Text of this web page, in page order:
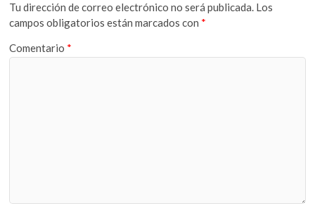
Tu dirección de correo electrónico no será publicada. Los
campos obligatorios están marcados con *
Comentario *